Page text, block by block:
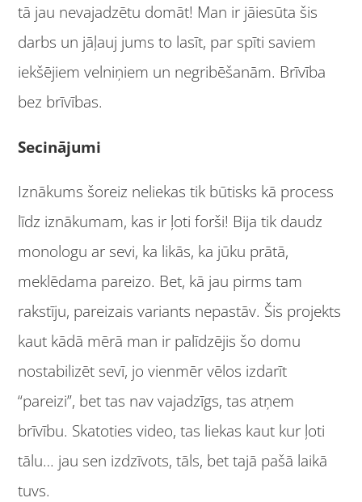
tā jau nevajadzētu domāt! Man ir jāiesūta šis
darbs un jāļauj jums to lasīt, par spīti saviem
iekšējiem velniņiem un negribēšanām. Brīvība
bez brīvības.
Secinājumi
Iznākums šoreiz neliekas tik būtisks kā process
līdz iznākumam, kas ir ļoti forši! Bija tik daudz
monologu ar sevi, ka likās, ka jūku prātā,
meklēdama pareizo. Bet, kā jau pirms tam
rakstīju, pareizais variants nepastāv. Šis projekts
kaut kādā mērā man ir palīdzējis šo domu
nostabilizēt sevī, jo vienmēr vēlos izdarīt
“pareizi”, bet tas nav vajadzīgs, tas atņem
brīvību. Skatoties video, tas liekas kaut kur ļoti
tālu… jau sen izdzīvots, tāls, bet tajā pašā laikā
tuvs.